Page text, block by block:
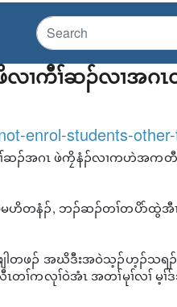
ၢကီၢ်ဆၣ်လၢအဂၤ
enrol-students-
ၣ်အဂၤ ဖဲကၠိနံၣ်လၢကဟဲအကတီ
ဟိတနံၣ်, ဘၣ်ဆၣ်တၢ်တပိာ်ထွဲအီ
ါတဖၣ် အဃိဒီးအဝဲသ့ၣ်ဟ့ၣ်သရ
ၢ်ကလုၢ်ဝဲအံၤ အတၢ်မုၢ်လၢ် မ့